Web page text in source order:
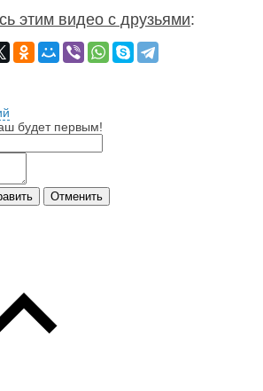
этим видео с друзьями:
будет первым!
Отменить